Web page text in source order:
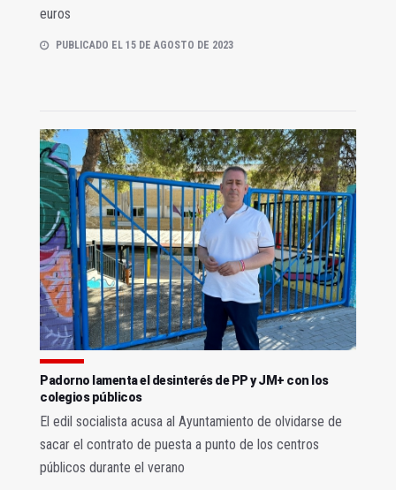
euros
PUBLICADO EL 15 DE AGOSTO DE 2023
Padorno lamenta el desinterés de PP y JM+ con los
colegios públicos
El edil socialista acusa al Ayuntamiento de olvidarse de
sacar el contrato de puesta a punto de los centros
públicos durante el verano